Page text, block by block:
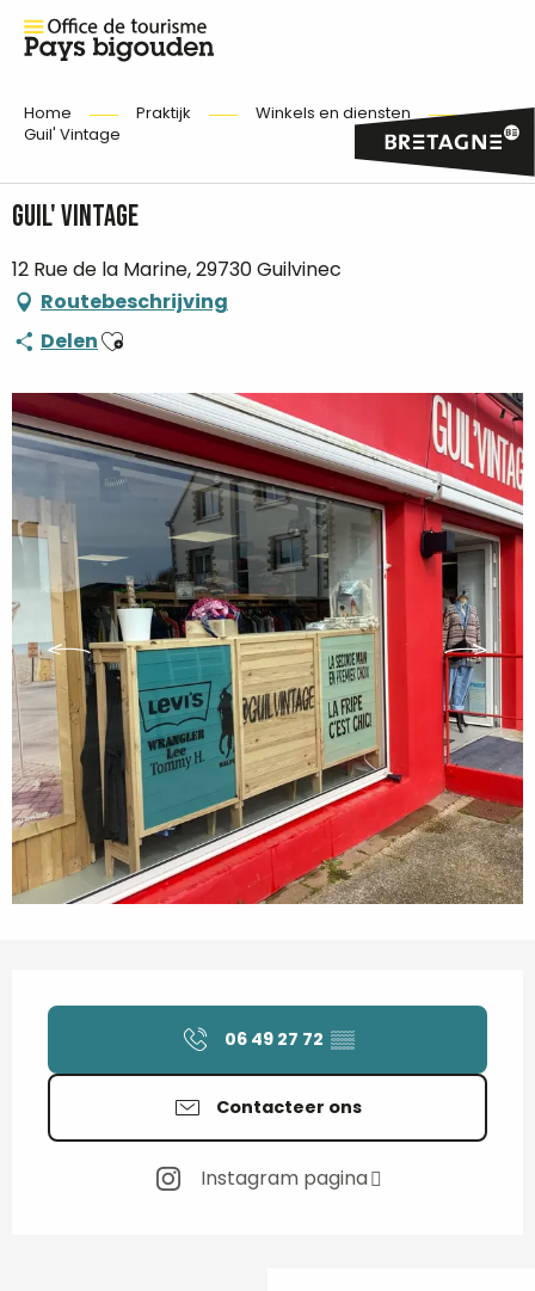
Home Praktijk
Winkels en diensten
Guil' Vintage
Guil' Vintage
12 Rue de la Marine, 29730 Guilvinec
Routebeschrijving
DelenAjouter aux favoris
Openingstijden en contactgegevens
06 49 27 72 ▒▒
Contacteer ons
Instagram pagina